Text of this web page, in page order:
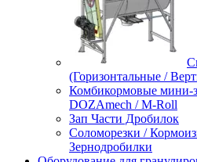
(Горизонтальные /
Комбикормовые
DOZAmech / M-Roll
Зап Части Дробилок
Соломорезки /
Зернодробилки